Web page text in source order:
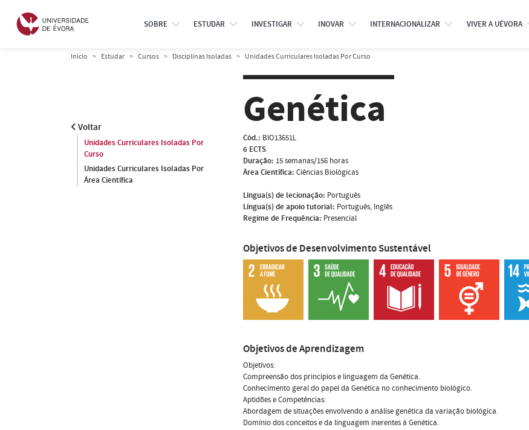
SOBRE ESTUDAR INVESTIGAR INOVAR INTERNACIONALIZAR VIVER A UÉVORA
Início Estudar Cursos Disciplinas Isoladas Unidades Curriculares Isoladas Por Curso
Voltar
Unidades Curriculares Isoladas Por
Curso
Unidades Curriculares Isoladas Por
Área Científica
Genética
Cód.: BIO13651L
6 ECTS
Duração: 15 semanas/156 horas
Área Científica: Ciências Biológicas
Língua(s) de lecionação: Português
Língua(s) de apoio tutorial: Português, Inglês
Regime de Frequência: Presencial
Objetivos de Desenvolvimento Sustentável
Objetivos de Aprendizagem
Objetivos:
Compreensão dos princípios e linguagem da Genética.
Conhecimento geral do papel da Genética no conhecimento biológico.
Aptidões e Competências:
Abordagem de situações envolvendo a análise genética da variação biológica.
Domínio dos conceitos e da linguagem inerentes à Genética.